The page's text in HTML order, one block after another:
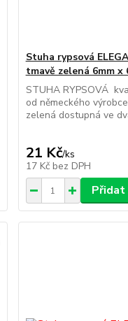
Stuha rypsová
tmavě zelená 6mm x
STUHA RYPSOVÁ
od německého
zelená dostupná ve
21 Kč/ks
17 Kč bez DPH
Přidat